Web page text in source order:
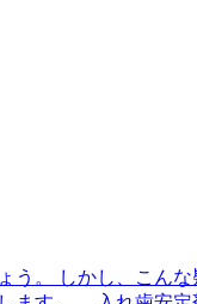
。 しかし、こん